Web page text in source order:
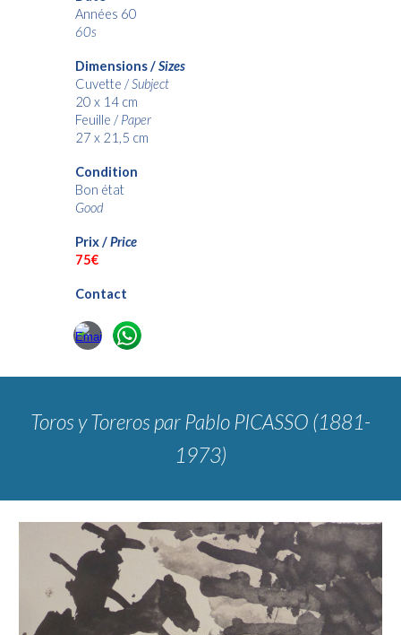
Années 60
60s
Dimensions /Sizes
Cuvette /Subject
20 x 14 cm
Feuille / Paper
27 x 21,5 cm
Condition
Bon état
Good
Prix /Price
75€
Contact
Toros y Torerospar Pablo PICASSO (1881-
1973)